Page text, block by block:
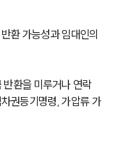
환 가능성과 임대인의
환을 미루거나 연락
권등기명령, 가압류 가